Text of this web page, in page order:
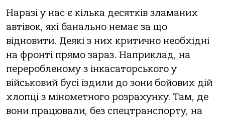
Наразі у нас є кілька десятків зламаних
автівок, які банально немає за що
відновити. Деякі з них критично необхідні
на фронті прямо зараз. Наприклад, на
переробленому з інкасаторського у
військовий бусі їздили до зони бойових дій
хлопці з мінометного розрахунку. Там, де
вони працювали, без спецтранспорту, на